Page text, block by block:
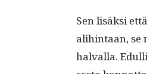
Sen lisäk­si
ali­hin­taan, se
hal­val­la.